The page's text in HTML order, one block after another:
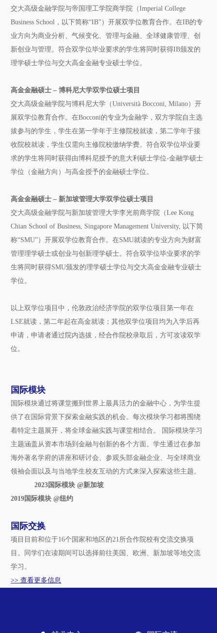
交大高级金融学院与帝国理工学院商学院（Imperial College
Business School，以下简称“IB”）开展双学位教育合作。在IB的专
业方向为商业分析、气候变化、管理与金融、全球健康管理、创
新创业与管理。符合双学位毕业要求的学生将同时获得IB颁发的
理学硕士学位与交大高金金融专业硕士学位。
高金金融硕士 ‒ 博科尼大学双学位硕士项目
交大高级金融学院与博科尼大学（Università Bocconi, Milano）开
展双学位教育合作。在Bocconi的专业为金融学，双方学院自主选
拔参与的学生，学生在第一学年于主修院校就读，第二学年于接
收院校就读，学生仅需向主修院校缴纳学费。符合双学位毕业要
求的学生将同时获得由博科尼授予的意大利硕士学位-金融学硕士
学位（金融方向）与高金授予的金融硕士学位。
高金金融硕士 ‒ 新加坡管理大学双学位硕士项目
交大高级金融学院与新加坡管理大学李光前商学院（Lee Kong
Chian School of Business, Singapore Management University, 以下简
称“SMU”）开展双学位教育合作。在SMU就读的专业方向为财富
管理理学硕士或创业与创新理学硕士。符合双学位毕业要求的学
生将同时获得SMU颁发的理学硕士学位与交大高金金融专业硕士
学位。
以上双学位项目中，伦敦政治经济学院的双学位项目第一年在
LSE就读，第二年起在高金就读；其他双学位项目均为入学后再
申请，申请者通过院内选拔，经合作院校录取后，方可攻读双学
位。
国际模块
国际模块通过将课堂搬到世界上最具活力的金融中心，为学生提
供了在国际背景下探索金融实践的机会。每次模块学习都将围绕
着特定主题展开，将全球金融实践与课堂相结合。 国际模块学习
主题涵盖从资本市场到金融与创新的各个方面。学生通过在参加
海外著名学府的讲座和研讨会、参观头部金融企业、与全球商业
领袖会面以及与当地学生校友互动的方式来深入探索这些主题。
2023国际模块 @新加坡
2019国际模块 @纽约
国际交换
项目目前和位于16个国家和地区的21所合作院校有交流交换项
目。同学们在读期间可以选择前往美国、欧洲、新加坡等地交流
学习。
>> 查看更多信息